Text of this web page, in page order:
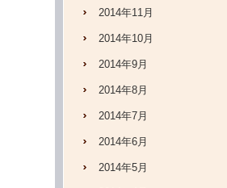
2014年11月
2014年10月
2014年9月
2014年8月
2014年7月
2014年6月
2014年5月